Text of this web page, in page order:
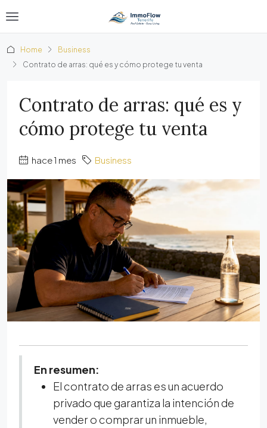
Home
Business
Contrato de arras: qué es y cómo protege tu venta
Contrato de arras: qué es y
cómo protege tu venta
hace 1 mes Business
En resumen:
El contrato de arras es un acuerdo
privado que garantiza la intención de
vender o comprar un inmueble,